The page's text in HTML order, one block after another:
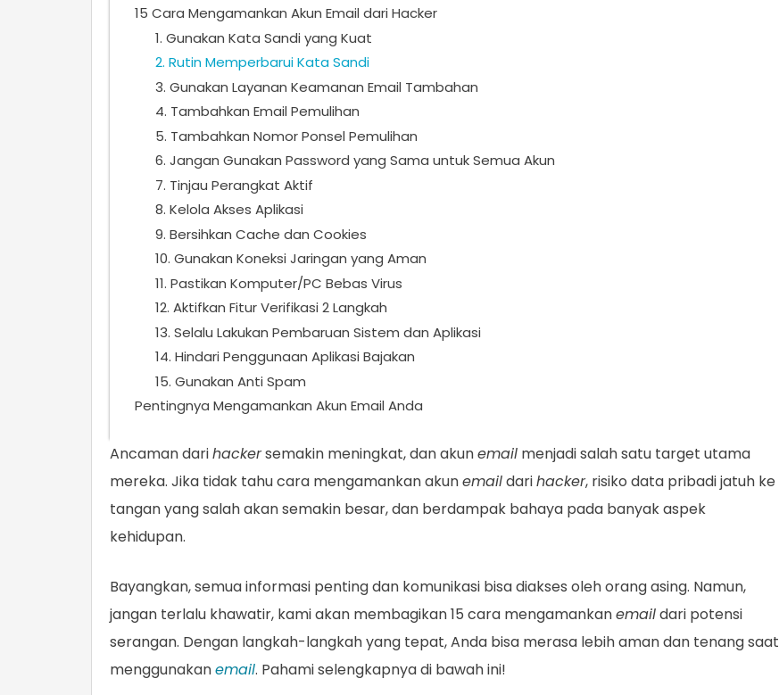
15 Cara Mengamankan Akun Email dari Hacker
1. Gunakan Kata Sandi yang Kuat
2. Rutin Memperbarui Kata Sandi
3. Gunakan Layanan Keamanan Email Tambahan
4. Tambahkan Email Pemulihan
5. Tambahkan Nomor Ponsel Pemulihan
6. Jangan Gunakan Password yang Sama untuk Semua Akun
7. Tinjau Perangkat Aktif
8. Kelola Akses Aplikasi
9. Bersihkan Cache dan Cookies
10. Gunakan Koneksi Jaringan yang Aman
11. Pastikan Komputer/PC Bebas Virus
12. Aktifkan Fitur Verifikasi 2 Langkah
13. Selalu Lakukan Pembaruan Sistem dan Aplikasi
14. Hindari Penggunaan Aplikasi Bajakan
15. Gunakan Anti Spam
Pentingnya Mengamankan Akun Email Anda
Ancaman darihackersemakin meningkat, dan akunemail menjadi salah satu target utama
mereka. Jika tidak tahu cara mengamankan akunemaildarihacker, risiko data pribadi jatuh ke
tangan yang salah akan semakin besar, dan berdampak bahaya pada banyak aspek
kehidupan.
Bayangkan, semua informasi penting dan komunikasi bisa diakses oleh orang asing. Namun,
jangan terlalu khawatir, kami akan membagikan 15 cara mengamankanemaildari potensi
serangan. Dengan langkah-langkah yang tepat, Anda bisa merasa lebih aman dan tenang saat
menggunakanemail. Pahami selengkapnya di bawah ini!